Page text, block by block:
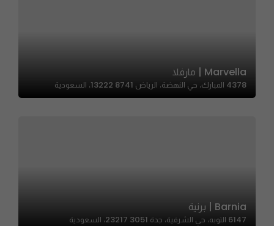
Marvella | مارفلا
4378 المبارك، حي النهضة، الرياض 13222 8741، السعودية
Barnia | برنية
6147 التوبه، حي الشرفية، جدة 23217 3051، السعودية